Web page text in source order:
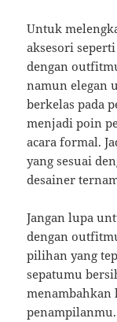
Untuk
aksesori
dengan
namun elegan
berkelas pada
menjadi poin
acara formal.
yang sesuai
desainer
Jangan lupa
dengan
pilihan yang
sepatumu
menambahkan
penampilanmu.